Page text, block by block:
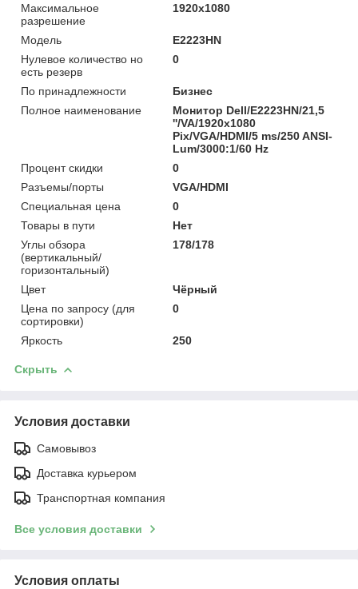
Максимальное
разрешение
1920x1080
Модель
E2223HN
Нулевое количество но
есть резерв
0
По принадлежности
Бизнес
Полное наименование
Монитор Dell/E2223HN/21,5
''/VA/1920x1080
Pix/VGA/HDMI/5 ms/250 ANSI-
Lum/3000:1/60 Hz
Процент скидки
0
Разъемы/порты
VGA/HDMI
Специальная цена
0
Товары в пути
Нет
Углы обзора
(вертикальный/
горизонтальный)
178/178
Цвет
Чёрный
Цена по запросу (для
сортировки)
0
Яркость 250
Скрыть
Условия доставки
Самовывоз
Доставка курьером
Транспортная компания
Все условия доставки
Условия оплаты